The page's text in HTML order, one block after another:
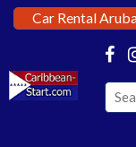
Car Rental